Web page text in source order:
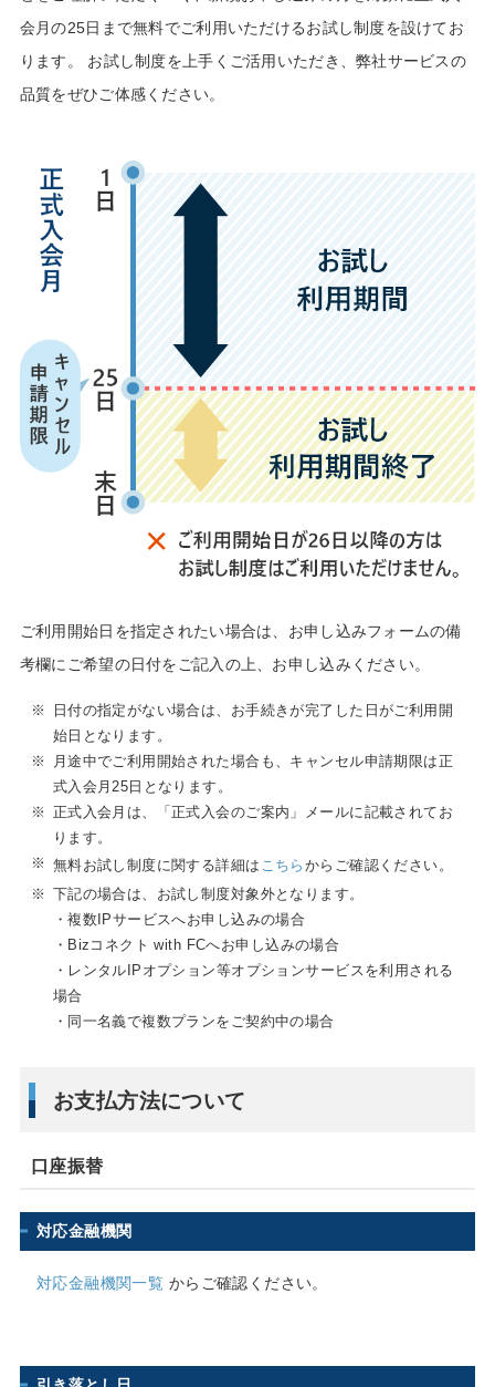
会月の25日まで無料でご利用いただけるお試し制度を設けてお
ります。 お試し制度を上手くご活用いただき、弊社サービスの
品質をぜひご体感ください。
ご利用開始日を指定されたい場合は、お申し込みフォームの備
考欄にご希望の日付をご記入の上、お申し込みください。
※
日付の指定がない場合は、お手続きが完了した日がご利用開
始日となります。
※
月途中でご利用開始された場合も、キャンセル申請期限は正
式入会月25日となります。
※ 正式入会月は、「正式入会のご案内」メールに記載されてお
ります。
※ 無料お試し制度に関する詳細は こちら からご確認ください。
※ 下記の場合は、お試し制度対象外となります。
・複数IPサービスへお申し込みの場合
・Bizコネクト with FCへお申し込みの場合
・レンタルIPオプション等オプションサービスを利用される
場合
・同一名義で複数プランをご契約中の場合
お支払方法について
口座振替
対応金融機関
対応金融機関一覧 からご確認ください。